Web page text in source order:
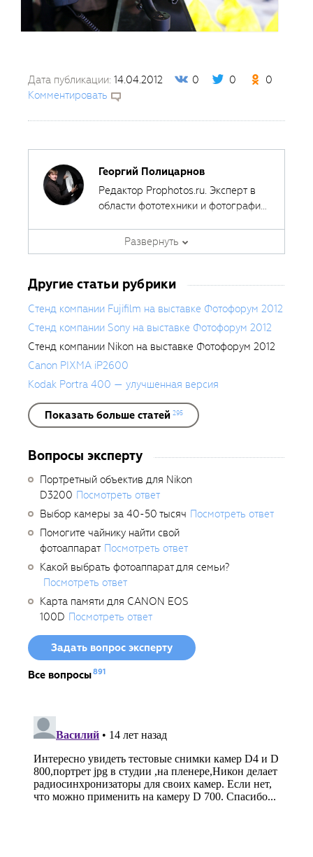
Дата публикации: 14.04.2012 0 0
0
Комментировать
Георгий Полицарнов
Редактор Prophotos.ru. Эксперт в
области фототехники и фотографии,
фотооборудования с 2007 года.
Является автором ряда обучающих
Развернуть
Другие статьи рубрики
Стенд компании Fujifilm на выставке Фотофорум 2012
Стенд компании Sony на выставке Фотофорум 2012
Стенд компании Nikon на выставке Фотофорум 2012
Canon PIXMA iP2600
Kodak Portra 400 — улучшенная версия
Показать больше статей 295
Вопросы эксперту
Портретный объектив для Nikon
D3200 Посмотреть ответ
Выбор камеры за 40-50 тысяч Посмотреть ответ
Помогите чайнику найти свой
фотоаппарат Посмотреть ответ
Какой выбрать фотоаппарат для семьи?
Посмотреть ответ
Карта памяти для CANON EOS
100D Посмотреть ответ
Задать вопрос эксперту
Все вопросы891